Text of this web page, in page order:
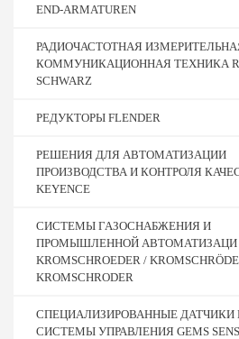
END-ARMATUREN
РАДИОЧАСТОТНАЯ
КОММУНИКАЦИОННАЯ ТЕХНИКА
SCHWARZ
РЕДУКТОРЫ FLENDER
РЕШЕНИЯ ДЛЯ АВТОМАТИЗАЦИИ
ПРОИЗВОДСТВА И КОНТРОЛЯ
KEYENCE
СИСТЕМЫ ГАЗОСНАБЖЕНИЯ И
ПРОМЫШЛЕННОЙ АВТОМАТИЗАЦИ
KROMSCHROEDER /
KROMSCHRODER
СПЕЦИАЛИЗИРОВАННЫЕ ДАТЧИКИ
СИСТЕМЫ УПРАВЛЕНИЯ GEMS